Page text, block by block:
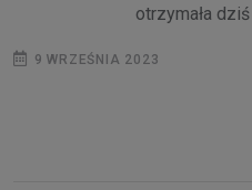
otrzymała
9 WRZEŚNIA 2023